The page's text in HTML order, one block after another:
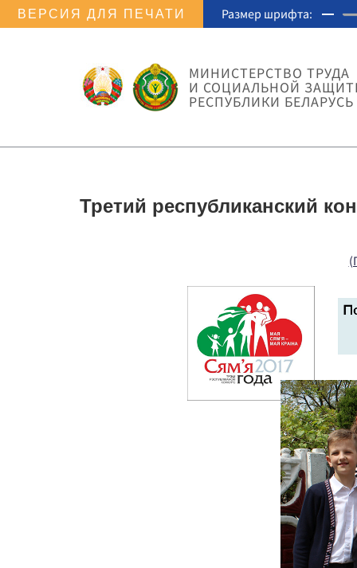
ВЕРСИЯ ДЛЯ ПЕЧАТИ Размер шрифта:
МИНИСТЕРСТВО ТРУДА
И СОЦИАЛЬНОЙ
РЕСПУБЛИКИ БЕЛАРУСЬ
Третий республиканский